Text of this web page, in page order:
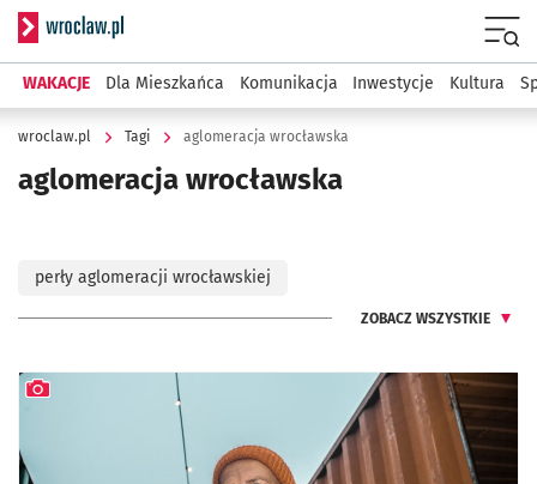
Serwis informacyjny wroclaw.pl
WAKACJE Dla Mieszkańca Komunikacja Inwestycje Kultura
wroclaw.pl Tagi aglomeracja wrocławska
aglomeracja wrocławska
perły aglomeracji wrocławskiej
ZOBACZ WSZYSTKIE